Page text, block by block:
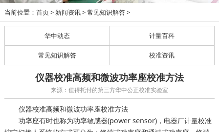
当前位置： 首页> 新闻资讯> 常见知识解答>
华中动态 计量百科
常见知识解答 校准资讯
仪器校准高频和微波功率座校准方法
来源：值得托付的第三方华中公正校准实验室
仪器校准高频和微波功率座校准方法
功率座有时也称为功率敏感器(power sensor)， 电器厂计量校准